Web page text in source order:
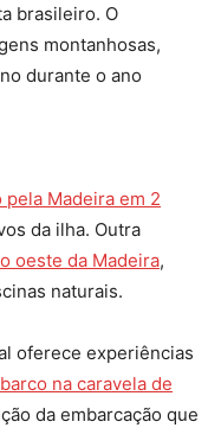
brasileiro. O
montanhosas,
durante o ano
Madeira em 2
da ilha. Outra
oeste da Madeira,
naturais.
oferece experiências
na caravela de
da embarcação que